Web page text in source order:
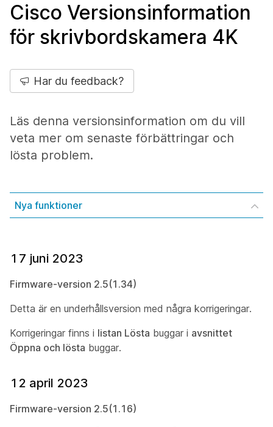
Cisco Versionsinformation
för skrivbordskamera 4K
Har du feedback?
Läs denna versionsinformation om du vill
veta mer om senaste förbättringar och
lösta problem.
Nya funktioner
17 juni 2023
Firmware-version 2.5(1.34)
Detta är en underhållsversion med några korrigeringar.
Korrigeringar finns i listan Lösta buggar i avsnittet
Öppna och lösta buggar.
12 april 2023
Firmware-version 2.5(1.16)